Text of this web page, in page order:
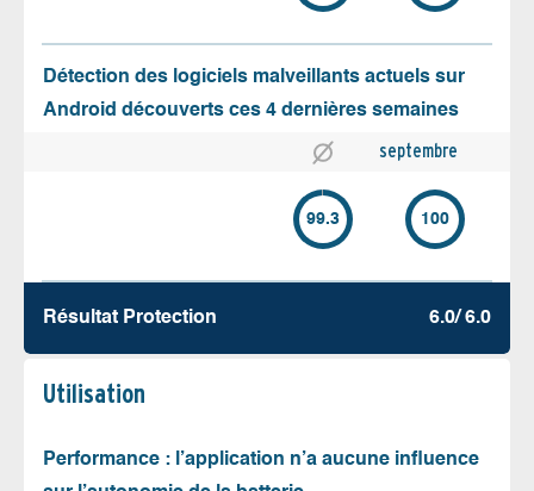
Détection des logiciels malveillants actuels sur
Android découverts ces 4 dernières semaines
septembre
99.3 100
Résultat Protection 6.0/ 6.0
Utilisation
Performance : l’application n’a aucune influence